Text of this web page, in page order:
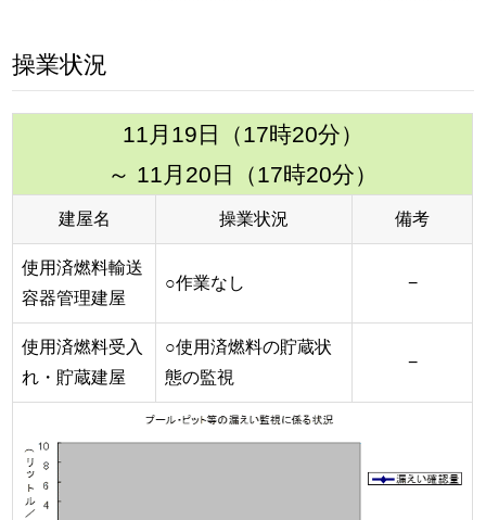
操業状況
11月19日（17時20分）
～ 11月20日（17時20分）
建屋名 操業状況 備考
使用済燃料輸送
容器管理建屋
○作業なし −
使用済燃料受入
れ・貯蔵建屋
○使用済燃料の貯蔵状
態の監視
−